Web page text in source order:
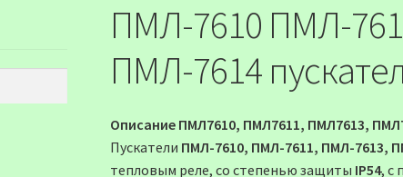
ПМЛ-7610 ПМЛ-
ПМЛ-7614
Описание ПМЛ7610, ПМЛ7611, ПМЛ7613,
Пускатели ПМЛ-7610, ПМЛ-7611, ПМЛ-7613,
тепловым реле, со степенью защиты IP54, c